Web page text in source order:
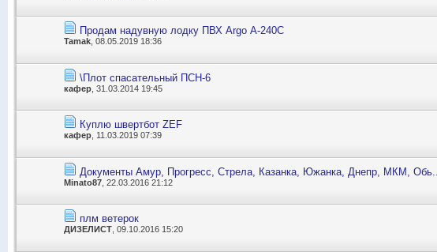
Продам надувную лодку ПВХ Argo А-240С
Tamak, 08.05.2019 18:36
\Плот спасательный ПСН-6
кафер , 31.03.2014 19:45
Куплю швертбот ZEF
кафер, 11.03.2019 07:39
Документы Амур, Прогресс, Стрела, Казанка, Южанка, Днепр, МКМ, Обь...
Minato87 , 22.03.2016 21:12
плм ветерок
ДИЗЕЛИСТ , 09.10.2016 15:20